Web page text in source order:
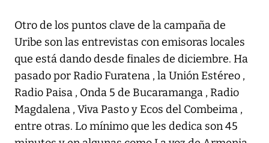
Otro de los puntos clave de la campaña de
Uribe son las entrevistas con emisoras locales
que está dando desde finales de diciembre. Ha
pasado por Radio Furatena , la Unión Estéreo ,
Radio Paisa , Onda 5 de Bucaramanga , Radio
Magdalena , Viva Pasto y Ecos del Combeima ,
entre otras. Lo mínimo que les dedica son 45